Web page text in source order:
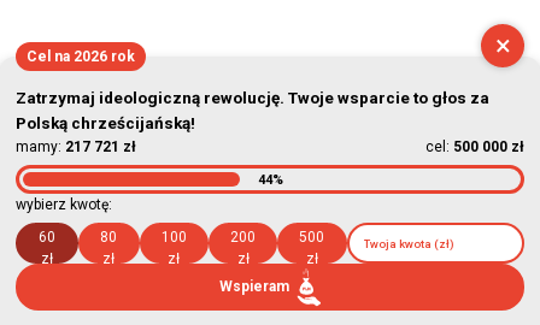
×
Cel na 2026 rok
Zatrzymaj ideologiczną rewolucję. Twoje wsparcie to głos za
Polską chrześcijańską!
mamy: 217 721 zł cel: 500 000 zł
44%
wybierz kwotę:
60
zł
80
zł
100
zł
200
zł
500
zł
Wspieram